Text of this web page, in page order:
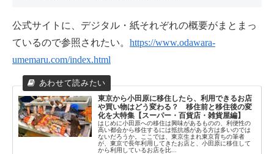
公式サイトに、デジタル・紙それぞれの概要がまとまっ
ているので参照されたい。 https://www.odawara-
umemaru.com/index.html
東京から小田原に移住したら、利用できるお店
や買い物はどう変わる？ 移住前と移住後の変
化を大特集【スーパー・百貨店・雑貨屋編】
はじめに小田原への移住は興味があるものの、利便性の
高い都会から移住するには抵抗感がある方は多いのでは
ないだろうか。ここでは、東京生まれ東京育ちの筆者
が、東京で長年利用してきたお店と、小田原に移住して
から利用しているお店を比...